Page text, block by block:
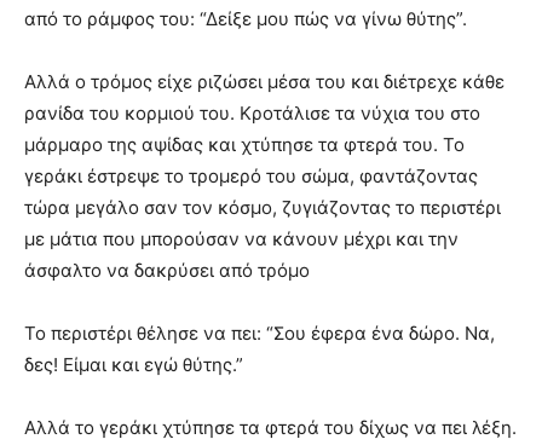
από το ράμφος του: “Δείξε μου πώς να γίνω θύτης”.
Αλλά ο τρόμος είχε ριζώσει μέσα του και διέτρεχε κάθε
ρανίδα του κορμιού του. Κροτάλισε τα νύχια του στο
μάρμαρο της αψίδας και χτύπησε τα φτερά του. Το
γεράκι έστρεψε το τρομερό του σώμα, φαντάζοντας
τώρα μεγάλο σαν τον κόσμο, ζυγιάζοντας το περιστέρι
με μάτια που μπορούσαν να κάνουν μέχρι και την
άσφαλτο να δακρύσει από τρόμο
Το περιστέρι θέλησε να πει: “Σου έφερα ένα δώρο. Να,
δες! Είμαι και εγώ θύτης.”
Αλλά το γεράκι χτύπησε τα φτερά του δίχως να πει λέξη.